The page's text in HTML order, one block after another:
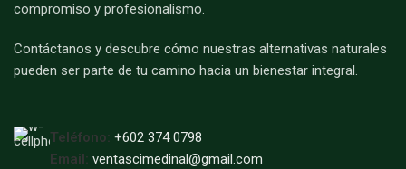
compromiso y profesionalismo.
Contáctanos y descubre cómo nuestras alternativas naturales
pueden ser parte de tu camino hacia un bienestar integral.
Teléfono: +602 374 0798
Email: ventascimedinal@gmail.com